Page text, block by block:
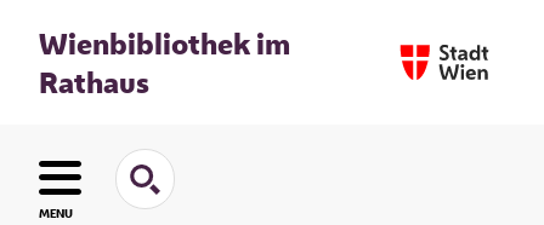
Wienbibliothek im
Rathaus
MENU